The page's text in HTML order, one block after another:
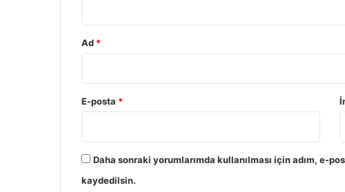
Ad *
E-posta *
Daha sonraki yorumlarımda kullanılması için adım, e-
kaydedilsin.